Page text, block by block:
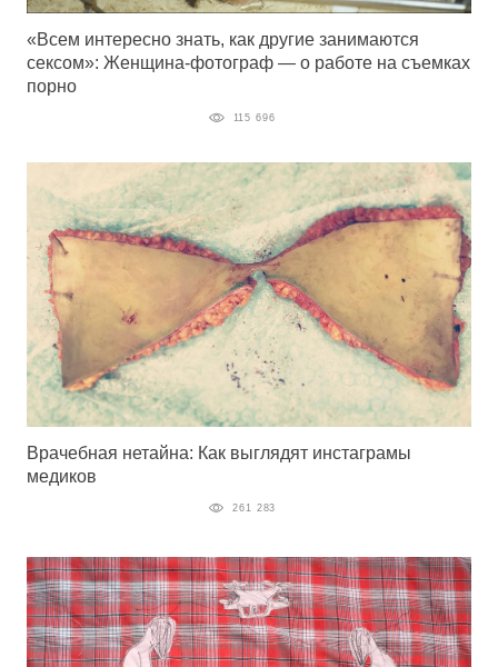
«Всем интересно знать, как другие занимаются
сексом»: Женщина-фотограф — о работе на съемках
порно
115 696
Врачебная нетайна: Как выглядят инстаграмы
медиков
261 283